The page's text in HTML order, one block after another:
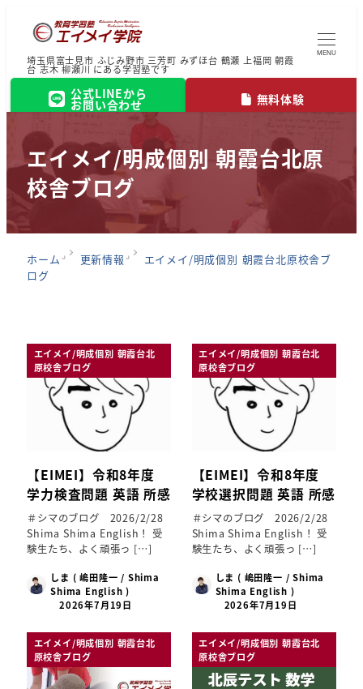
埼玉県富士見市 ふじみ野市 三芳町 みずほ台 鶴瀬 上福岡 朝霞
台 志木 柳瀬川 にある学習塾です
公式LINEから
お問い合わせ 無料体験
MENU
エイメイ/明成個別 朝霞台北原
校舎ブログ
ホーム 更新情報
エイメイ/明成個別 朝霞台北原校舎ブ
ログ
エイメイ/明成個別 朝霞台北
原校舎ブログ
【EIMEI】令和8年度
学力検査問題 英語 所感
＃シマのブログ 2026/2/28
Shima Shima English！ 受
験生たち、よく頑張っ […]
しま ( 嶋田隆一 / Shima
Shima English )
2026年7月19日
エイメイ/明成個別 朝霞台北
原校舎ブログ
【EIMEI】令和8年度
学校選択問題 英語 所感
＃シマのブログ 2026/2/28
Shima Shima English！ 受
験生たち、よく頑張っ […]
しま ( 嶋田隆一 / Shima
Shima English )
2026年7月19日
エイメイ/明成個別 朝霞台北
原校舎ブログ
エイメイ/明成個別 朝霞台北
原校舎ブログ